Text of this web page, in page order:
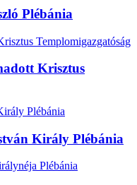
Plébánia
Krisztus
Király Plébánia